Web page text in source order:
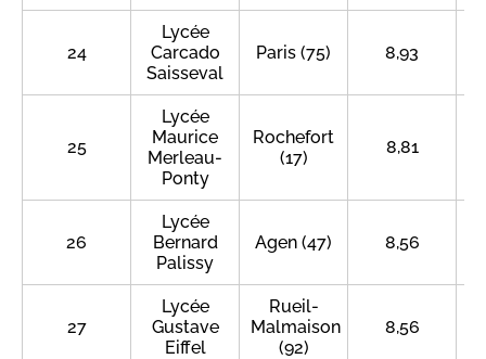
24
Lycée
Carcado
Saisseval
Paris (75) 8,93
25
Lycée
Maurice
Merleau-
Ponty
Rochefort
(17)
8,81
26
Lycée
Bernard
Palissy
Agen (47) 8,56
27
Lycée
Gustave
Eiffel
Rueil-
Malmaison
(92)
8,56